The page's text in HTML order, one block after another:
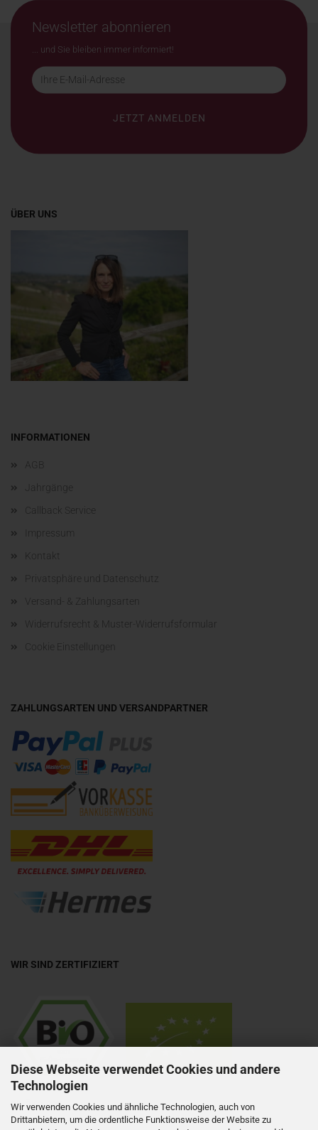
Diese Webseite verwendet Cookies und andere
Technologien
Wir verwenden Cookies und ähnliche Technologien, auch von
Drittanbietern, um die ordentliche Funktionsweise der Website zu
Newsletter abonnieren
... und Sie bleiben immer informiert!
ÜBER UNS
INFORMATIONEN
AGB
Jahrgänge
Callback Service
Impressum
Kontakt
Privatsphäre und Datenschutz
Versand- & Zahlungsarten
Widerrufsrecht & Muster-Widerrufsformular
Cookie Einstellungen
ZAHLUNGSARTEN UND VERSANDPARTNER
WIR SIND ZERTIFIZIERT
DE-ÖKO-037